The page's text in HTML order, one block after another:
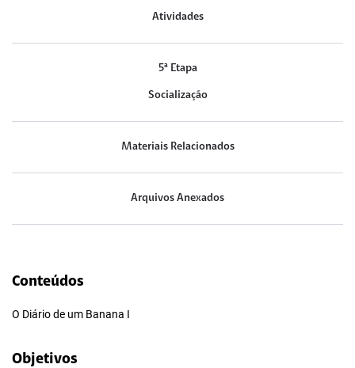
Atividades
5ª Etapa
Socialização
Materiais Relacionados
Arquivos Anexados
Conteúdos
O Diário de um Banana I
Objetivos